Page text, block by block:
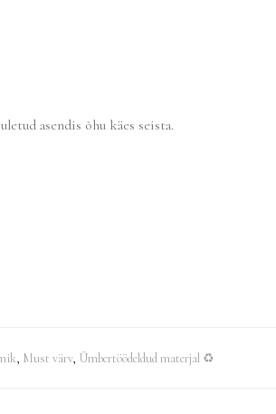
asendis õhu käes seista.
, Must värv, Ümbertöödeldud materjal ♻